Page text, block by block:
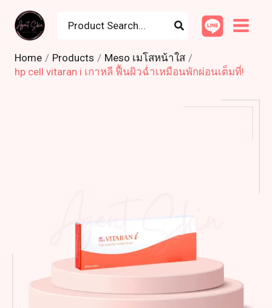
content
for:
Home Products
Meso เมโสหน้าใส
hp cell vitaran i เกาหลี ฟื้นผิวฉ่ำเหมือนพักผ่อนเต็มที่!